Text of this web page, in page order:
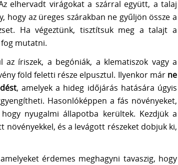
elhervadt virágokat a szárral együtt, a talaj
hogy az üreges szárakban ne gyűljön össze a
Ha végeztünk, tisztítsuk meg a talajt a
mutatni.
íriszek, a begóniák, a klematiszok vagy a
föld feletti része elpusztul. Ilyenkor már ne
, amelyek a hideg időjárás hatására úgyis
Hasonlóképpen a fás növényeket,
nyugalmi állapotba kerültek. Kezdjük a
és a levágott részeket dobjuk ki,
érdemes meghagyni tavaszig, hogy